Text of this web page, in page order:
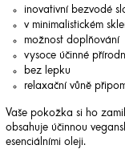
inovativní bezvodé
v minimalistickém
možnost doplňování
vysoce účinné
bez lepku
relaxační vůně
Vaše pokožka si ho
obsahuje účinnou
esenciálními oleji.